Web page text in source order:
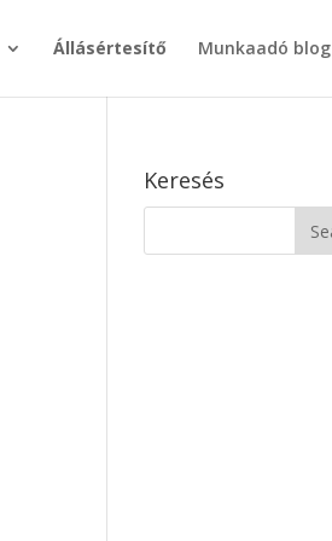
Állásértesítő Munkaadó blog
Keresés